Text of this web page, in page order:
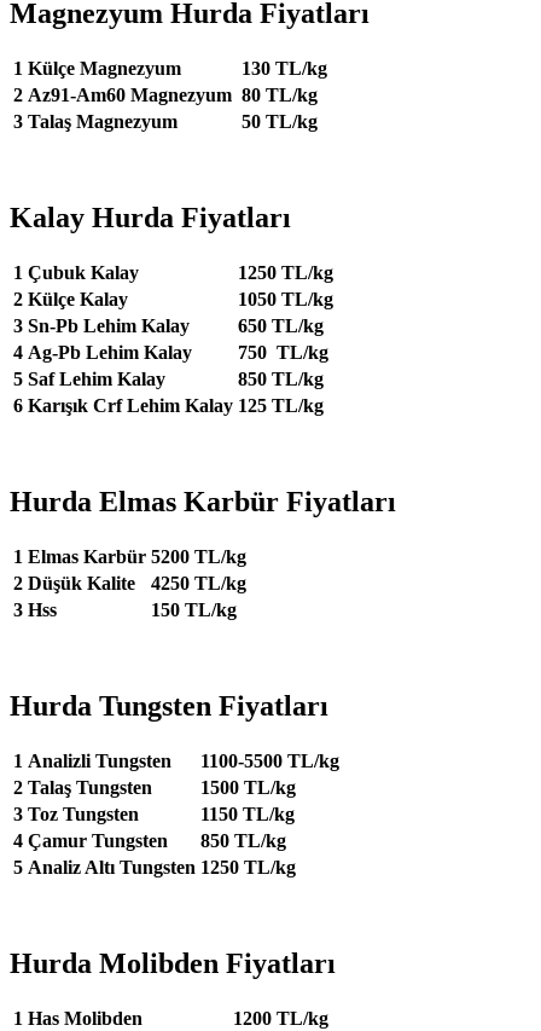
Magnezyum Hurda Fiyatları
1 Külçe Magnezyum
130 TL/kg
2 Az91-Am60 Magnezyum 80 TL/kg
3 Talaş Magnezyum 50 TL/kg
Kalay Hurda Fiyatları
1 Çubuk Kalay
1250 TL/kg
2 Külçe Kalay
1050 TL/kg
3 Sn-Pb Lehim Kalay
650 TL/kg
4 Ag-Pb Lehim Kalay
750 TL/kg
5 Saf Lehim Kalay
850 TL/kg
6 Karışık Crf Lehim Kalay 125 TL/kg
Hurda Elmas Karbür Fiyatları
1 Elmas Karbür 5200 TL/kg
2 Düşük Kalite
4250 TL/kg
3 Hss 150 TL/kg
Hurda Tungsten Fiyatları
1 Analizli Tungsten
1100-5500 TL/kg
2 Talaş Tungsten
1500 TL/kg
3 Toz Tungsten
1150 TL/kg
4 Çamur Tungsten
850 TL/kg
5 Analiz Altı Tungsten 1250 TL/kg
Hurda Molibden Fiyatları
1 Has Molibden
1200 TL/kg